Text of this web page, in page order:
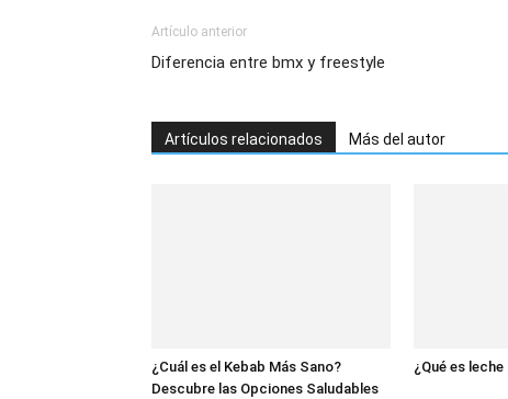
Artículo anterior
Diferencia entre bmx y freestyle
Artículos relacionados Más del autor
¿Cuál es el Kebab Más Sano?
Descubre las Opciones Saludables
¿Qué es